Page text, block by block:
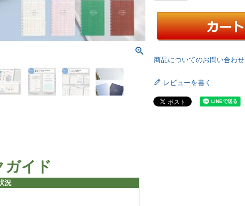
ガイド
況
商品についてのお問い合わせ
レビューを書く